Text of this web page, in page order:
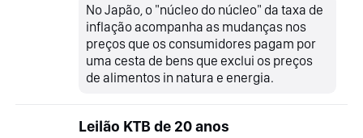
No Japão, o "núcleo do núcleo" da taxa de
inflação acompanha as mudanças nos
preços que os consumidores pagam por
uma cesta de bens que exclui os preços
de alimentos in natura e energia.
Leilão KTB de 20 anos